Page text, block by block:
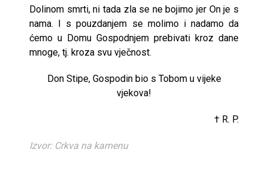
Dolinom smrti, ni tada zla se ne bojimo jer On je s
nama. I s pouzdanjem se molimo i nadamo da
ćemo u Domu Gospodnjem prebivati kroz dane
mnoge, tj. kroza svu vječnost.
Don Stipe, Gospodin bio s Tobom u vijeke
vjekova!
† R. P.
Izvor: Crkva na kamenu